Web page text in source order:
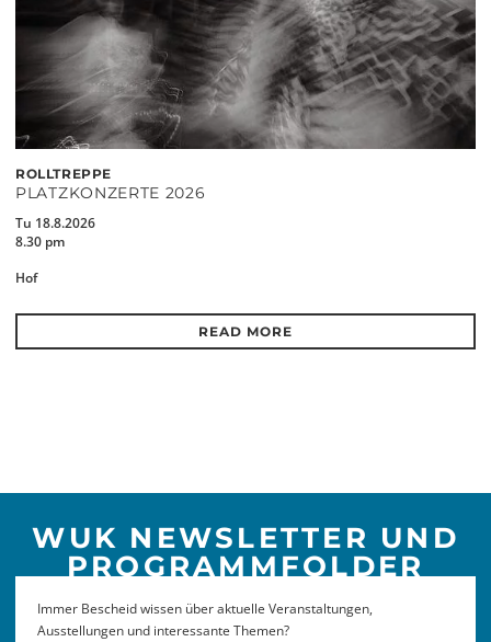
ROLLTREPPE
PLATZKONZERTE 2026
Tu 18.8.2026
8.30 pm
Hof
READ MORE
WUK NEWSLETTER UND
PROGRAMMFOLDER
Immer Bescheid wissen über aktuelle Veranstaltungen,
Ausstellungen und interessante Themen?